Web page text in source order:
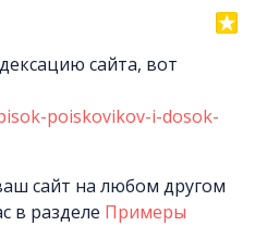
Вопросы и
сайта, вот
poiskovikov-i-dosok-
сайт на любом другом
в разделе Примеры